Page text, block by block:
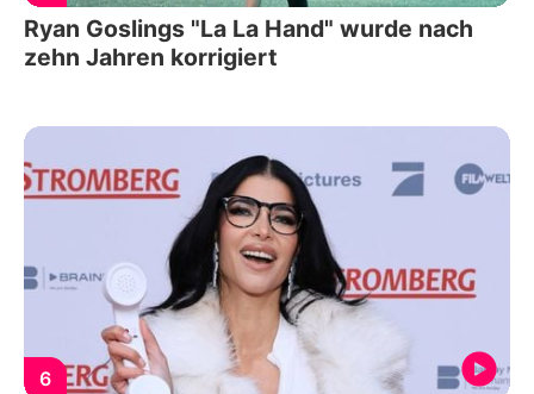
Ryan Goslings "La La Hand" wurde nach
zehn Jahren korrigiert
6